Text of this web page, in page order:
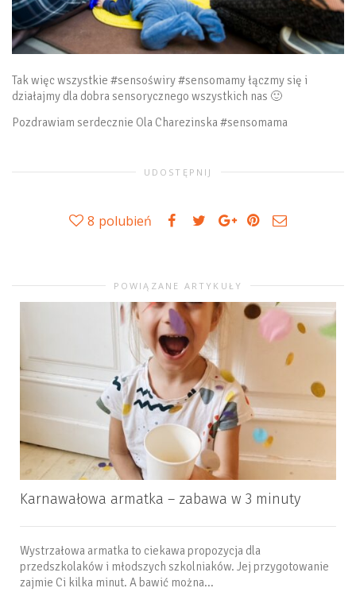
Tak więc wszystkie #sensoświry #sensomamy łączmy się i
działajmy dla dobra sensorycznego wszystkich nas 🙂
Pozdrawiam serdecznie Ola Charezinska #sensomama
UDOSTĘPNIJ
8 polubień
POWIĄZANE ARTYKUŁY
Karnawałowa armatka – zabawa w 3 minuty
Wystrzałowa armatka to ciekawa propozycja dla
przedszkolaków i młodszych szkolniaków. Jej przygotowanie
zajmie Ci kilka minut. A bawić można...